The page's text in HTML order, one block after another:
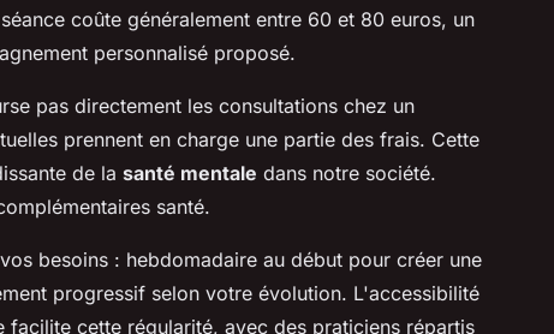
coûte généralement entre 60 et 80 euros, un
personnalisé proposé.
pas directement les consultations chez un
prennent en charge une partie des frais. Cette
de la santé mentale dans notre société.
santé.
besoins : hebdomadaire au début pour créer une
progressif selon votre évolution. L'accessibilité
cette régularité, avec des praticiens répartis